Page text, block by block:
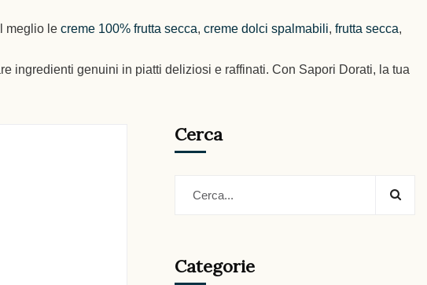
meglio le creme 100% frutta secca, creme dolci spalmabili, frutta secca,
ingredienti genuini in piatti deliziosi e raffinati. Con Sapori Dorati, la tua
Cerca
Categorie